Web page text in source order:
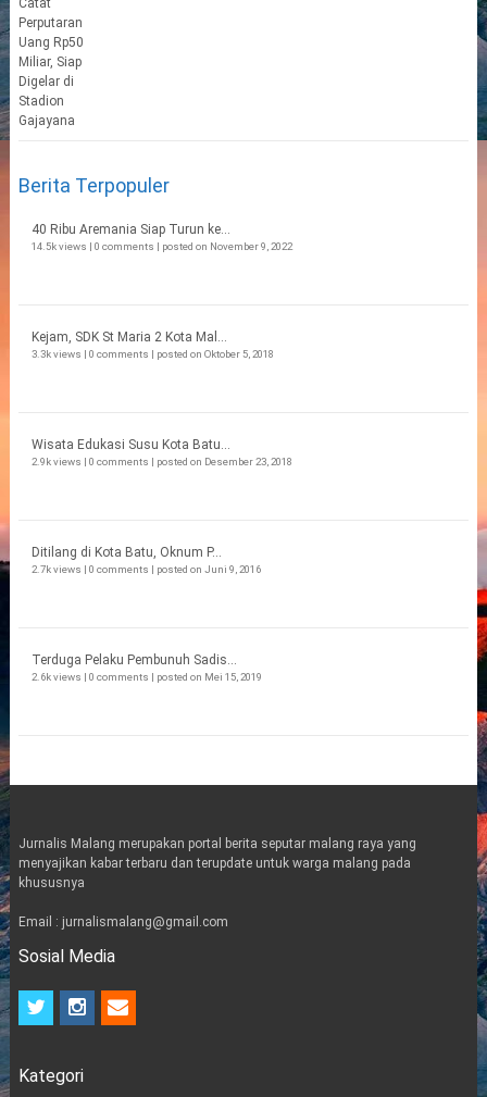
Berita Terpopuler
40 Ribu Aremania Siap Turun ke...
14.5k views | 0 comments | posted on November 9, 2022
Kejam, SDK St Maria 2 Kota Mal...
3.3k views | 0 comments | posted on Oktober 5, 2018
Wisata Edukasi Susu Kota Batu...
2.9k views | 0 comments | posted on Desember 23, 2018
Ditilang di Kota Batu, Oknum P...
2.7k views | 0 comments | posted on Juni 9, 2016
Terduga Pelaku Pembunuh Sadis...
2.6k views | 0 comments | posted on Mei 15, 2019
Jurnalis Malang merupakan portal berita seputar malang raya yang
menyajikan kabar terbaru dan terupdate untuk warga malang pada
khususnya
Email : jurnalismalang@gmail.com
Sosial Media
t
t
i
n
e
m
Kategori